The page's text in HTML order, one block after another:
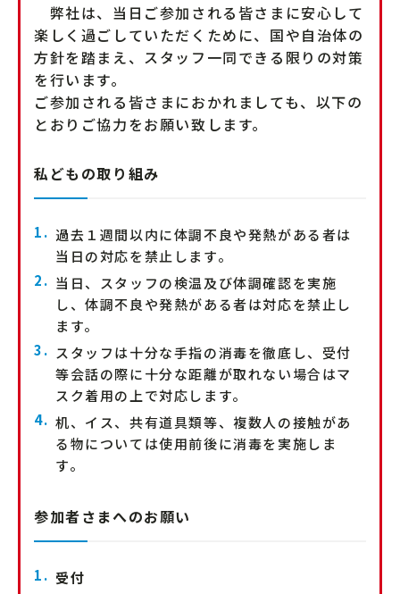
弊社は、当日ご参加される皆さまに安心して
楽しく過ごしていただくために、国や自治体の
方針を踏まえ、スタッフ一同できる限りの対策
を行います。
ご参加される皆さまにおかれましても、以下の
とおりご協力をお願い致します。
私どもの取り組み
過去１週間以内に体調不良や発熱がある者は
当日の対応を禁止します。
当日、スタッフの検温及び体調確認を実施
し、体調不良や発熱がある者は対応を禁止し
ます。
スタッフは十分な手指の消毒を徹底し、受付
等会話の際に十分な距離が取れない場合はマ
スク着用の上で対応します。
机、イス、共有道具類等、複数人の接触があ
る物については使用前後に消毒を実施しま
す。
参加者さまへのお願い
受付